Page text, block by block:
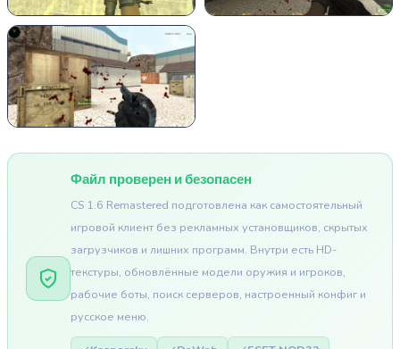
Файл проверен и безопасен
CS 1.6 Remastered подготовлена как самостоятельный
игровой клиент без рекламных установщиков, скрытых
загрузчиков и лишних программ. Внутри есть HD-
текстуры, обновлённые модели оружия и игроков,
рабочие боты, поиск серверов, настроенный конфиг и
русское меню.